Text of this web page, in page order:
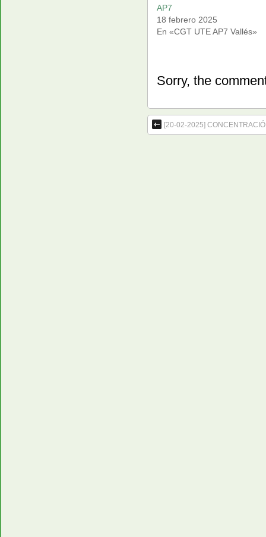
AP7
18 febrero 2025
En «CGT UTE AP7 Vallés»
Sorry, the
[20-02-2025]